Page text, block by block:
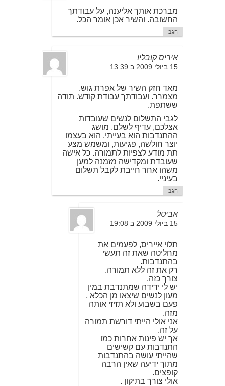
מברכת אותך אליענה, על עבודתך
החשובה. והשיר אכן אומר הכל.
הגב
איריס קובליו
15 ביולי 2009 ב 13:39
מאד חזק השיר של אפרת גוש.
מצמרר. ועבודתך עבודת קודש. תודה
ששתפת.
לגבי התשלום לנשים שעובדות
אצלכם, עדיף לשלם. מושג
ההתנדבות הוא בעייתי. הוא בעצמו
יוצר חולשה, פגיעות, ומשמש מצע
תת מודע לצפיות לתמורה. כל אישה
שעובדת ומקדישה מזמנה למען
משהו אחר חייבת לקבל תשלום
בעיניי.
הגב
אביטל
15 ביולי 2009 ב 19:08
תלוי אייריס, לפעמים את
מחליטה שאת זה תעשי
בהתנדבות.
רק את זה ללא תמורה.
צורך כזה.
יש לי ידידה שמתנדבת במין
מעון לנשים שיצאו מן הכלא ,
פעם בשבוע ולא תזיזי אותה
מזה.
אני אולי הייתי דורשת תמורה
על זה.
אך יש פינות אחרות כמו
התנדבות עם קשישים
שהייתי עושה בהתנדבות
מתוך ידיעה שאין הרבה
קופצים.
אולי צורך בתיקון .